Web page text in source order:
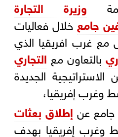
وزيرة التجارة
جامعخلال فعاليات
مع غرب افريقيا الذي
بالتعاون مع التجاري
الجديدة
وغرب إفريقيا،
جامع عن إطلاق بعثات
إفريقيا بهدف